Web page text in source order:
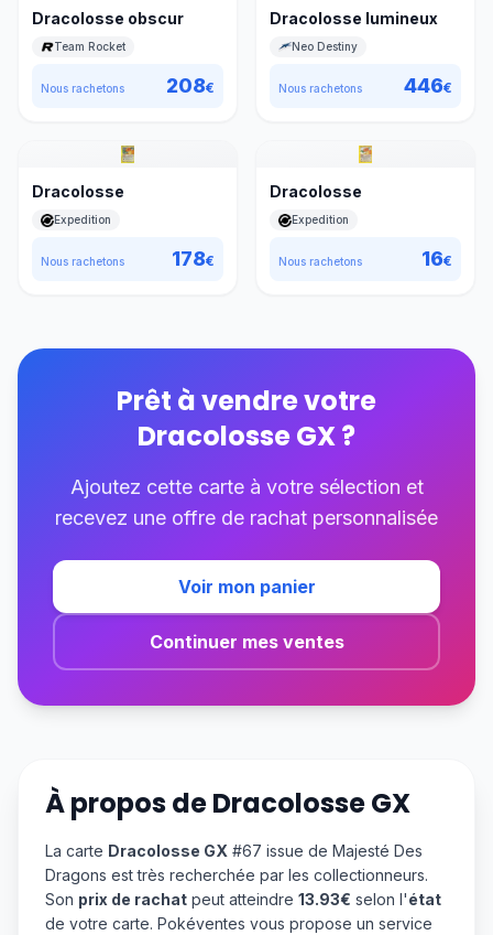
Dracolosse obscur
Team Rocket
Nous rachetons 208€
Dracolosse lumineux
Neo Destiny
Nous rachetons 446€
Dracolosse
Expedition
Nous rachetons 178€
Dracolosse
Expedition
Nous rachetons 16€
Prêt à vendre votre
Dracolosse GX?
Ajoutez cette carte à votre sélection et
recevez une offre de rachat personnalisée
Voir mon panier
Continuer mes ventes
À propos deDracolosse GX
La carte Dracolosse GX #67 issue de Majesté Des
Dragons est très recherchée par les collectionneurs.
Son prix de rachat peut atteindre 13.93€ selon l'état
de votre carte. Pokéventes vous propose un service